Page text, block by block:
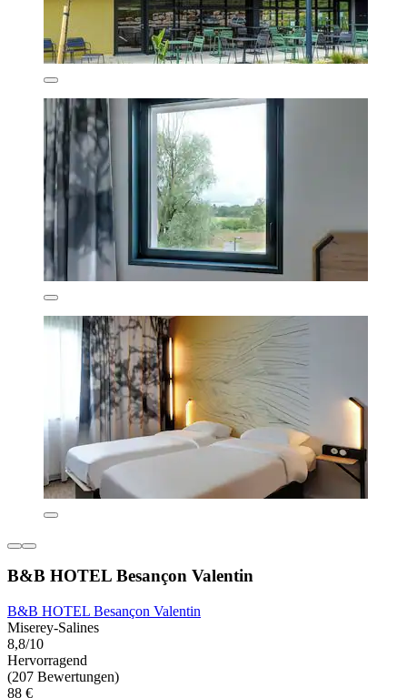
B&B HOTEL Besançon Valentin
B&B HOTEL Besançon Valentin
Miserey-Salines
8,8/10
Hervorragend
(207 Bewertungen)
88 €